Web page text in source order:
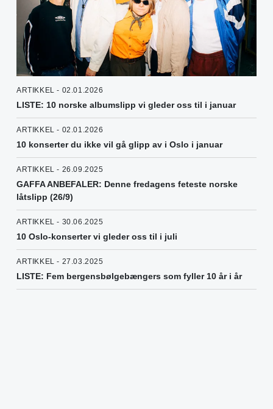
ARTIKKEL - 02.01.2026
LISTE: 10 norske albumslipp vi gleder oss til i januar
ARTIKKEL - 02.01.2026
10 konserter du ikke vil gå glipp av i Oslo i januar
ARTIKKEL - 26.09.2025
GAFFA ANBEFALER: Denne fredagens feteste norske
låtslipp (26/9)
ARTIKKEL - 30.06.2025
10 Oslo-konserter vi gleder oss til i juli
ARTIKKEL - 27.03.2025
LISTE: Fem bergensbølgebængers som fyller 10 år i år